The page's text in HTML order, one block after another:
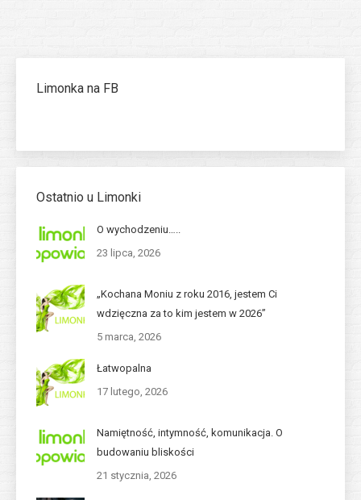
Limonka na FB
Ostatnio u Limonki
O wychodzeniu…..
23 lipca, 2026
„Kochana Moniu z roku 2016, jestem Ci
wdzięczna za to kim jestem w 2026”
5 marca, 2026
Łatwopalna
17 lutego, 2026
Namiętność, intymność, komunikacja. O
budowaniu bliskości
21 stycznia, 2026